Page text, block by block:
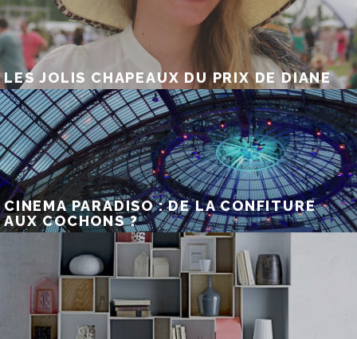
LES JOLIS CHAPEAUX DU PRIX DE DIANE
CINEMA PARADISO : DE LA CONFITURE
AUX COCHONS ?